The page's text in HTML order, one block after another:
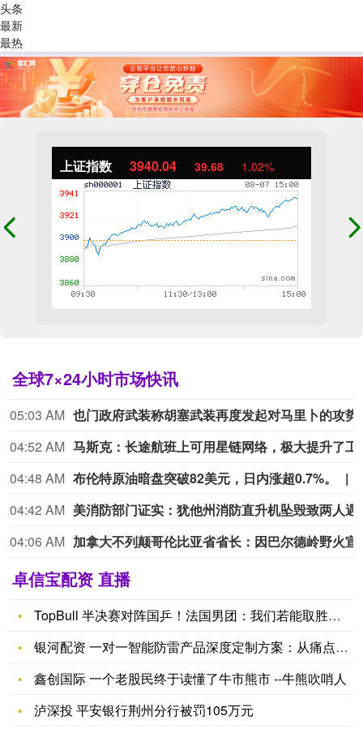
上证指数 3940.04 39.68 1.02%
全球7×24小时市场快讯
05:03 AM
04:52 AM
04:48 AM 布伦特原油暗盘突破82美元，日内涨超0.7%。
04:42 AM
04:06 AM
卓信宝配资 直播
TopBull 半决赛对阵国乒！法国男团：我们若能取胜将是惊
银河配资 一对一智能防雷产品深度定制方案：从痛点解决到安全升
鑫创国际 一个老股民终于读懂了牛市熊市 --牛熊吹哨人
泸深投 平安银行荆州分行被罚105万元
头条
最新
最热